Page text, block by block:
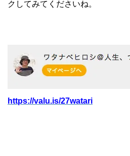
クしてみてくださいね。
https://valu.is/27watari